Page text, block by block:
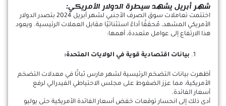
شهر أبريل يشهد سيطرة الدولار الأمريكي:
اختتمت تعاملات سوق الصرف الأجنبي لشهر أبريل 2024 بتصدر الدولار
الأمريكي المشهد، مُحققًا أداءً استثنائيًا مقابل العملات الرئيسية. ويعود
هذا الارتفاع إلى عوامل متعددة، أهمها:
بيانات اقتصادية قوية في الولايات المتحدة:
أظهرت بيانات التضخم الرئيسية لشهر مارس ثباتًا في معدلات التضخم
الأمريكية، مما عزز الضغوط على مجلس الاحتياطي الفيدرالي لرفع
أسعار الفائدة.
أدى ذلك إلى انحسار توقعات خفض أسعار الفائدة الأمريكية حتى يوليو